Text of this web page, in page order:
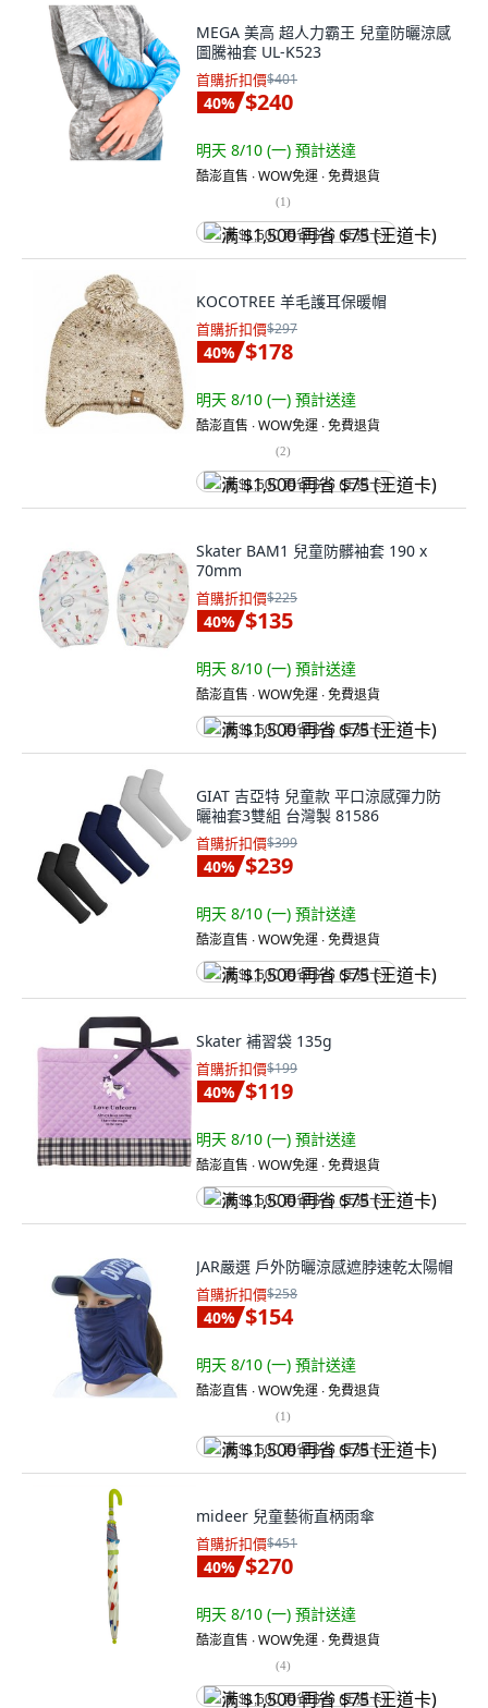
MEGA 美高 超人力霸王 兒童防曬涼感
圖騰袖套 UL-K523
首購折扣價$401
40% $240
明天 8/10 (一) 預計送達
酷澎直售 ∙ WOW免運 ∙ 免費退貨
(1)
满 $1,500 再省 $75 (王道卡)
KOCOTREE 羊毛護耳保暖帽
首購折扣價$297
40% $178
明天 8/10 (一) 預計送達
酷澎直售 ∙ WOW免運 ∙ 免費退貨
(2)
满 $1,500 再省 $75 (王道卡)
Skater BAM1 兒童防髒袖套 190 x
70mm
首購折扣價$225
40% $135
明天 8/10 (一) 預計送達
酷澎直售 ∙ WOW免運 ∙ 免費退貨
满 $1,500 再省 $75 (王道卡)
GIAT 吉亞特 兒童款 平口涼感彈力防
曬袖套3雙組 台灣製 81586
首購折扣價$399
40% $239
明天 8/10 (一) 預計送達
酷澎直售 ∙ WOW免運 ∙ 免費退貨
满 $1,500 再省 $75 (王道卡)
Skater 補習袋 135g
首購折扣價$199
40% $119
明天 8/10 (一) 預計送達
酷澎直售 ∙ WOW免運 ∙ 免費退貨
满 $1,500 再省 $75 (王道卡)
JAR嚴選 戶外防曬涼感遮脖速乾太陽帽
首購折扣價$258
40% $154
明天 8/10 (一) 預計送達
酷澎直售 ∙ WOW免運 ∙ 免費退貨
(1)
满 $1,500 再省 $75 (王道卡)
mideer 兒童藝術直柄雨傘
首購折扣價$451
40% $270
明天 8/10 (一) 預計送達
酷澎直售 ∙ WOW免運 ∙ 免費退貨
(4)
满 $1,500 再省 $75 (王道卡)